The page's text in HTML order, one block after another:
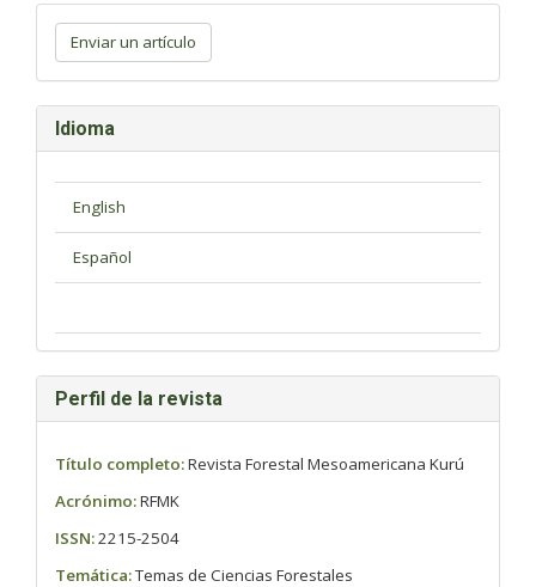
Enviar
un
artículo
Enviar un artículo
Idioma
Perfil de la revista
Título completo:Revista Forestal Mesoamericana Kurú
Acrónimo:RFMK
ISSN:2215-2504
Temática:Temas de Ciencias Forestales